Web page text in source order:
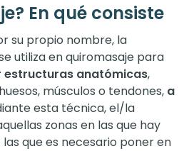
En qué consiste
su propio nombre, la
utiliza en quiromasaje para
anatómicas,
músculos o tendones, a
esta técnica, el/la
zonas en las que hay
que es necesario poner en